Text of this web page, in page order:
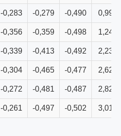
-0,283 -0,279 -0,490 0,992
-0,356 -0,359 -0,498 1,249
-0,339 -0,413 -0,492 2,233
-0,304 -0,465 -0,477 2,629
-0,272 -0,481 -0,487 2,828
-0,261 -0,497 -0,502 3,018